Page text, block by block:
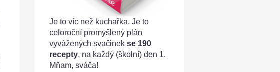
Je to víc než kuchařka. Je to
celoroční promyšlený plán
vyvážených svačinek se 190
recepty, na každý (školní) den 1.
Mňam, sváča!